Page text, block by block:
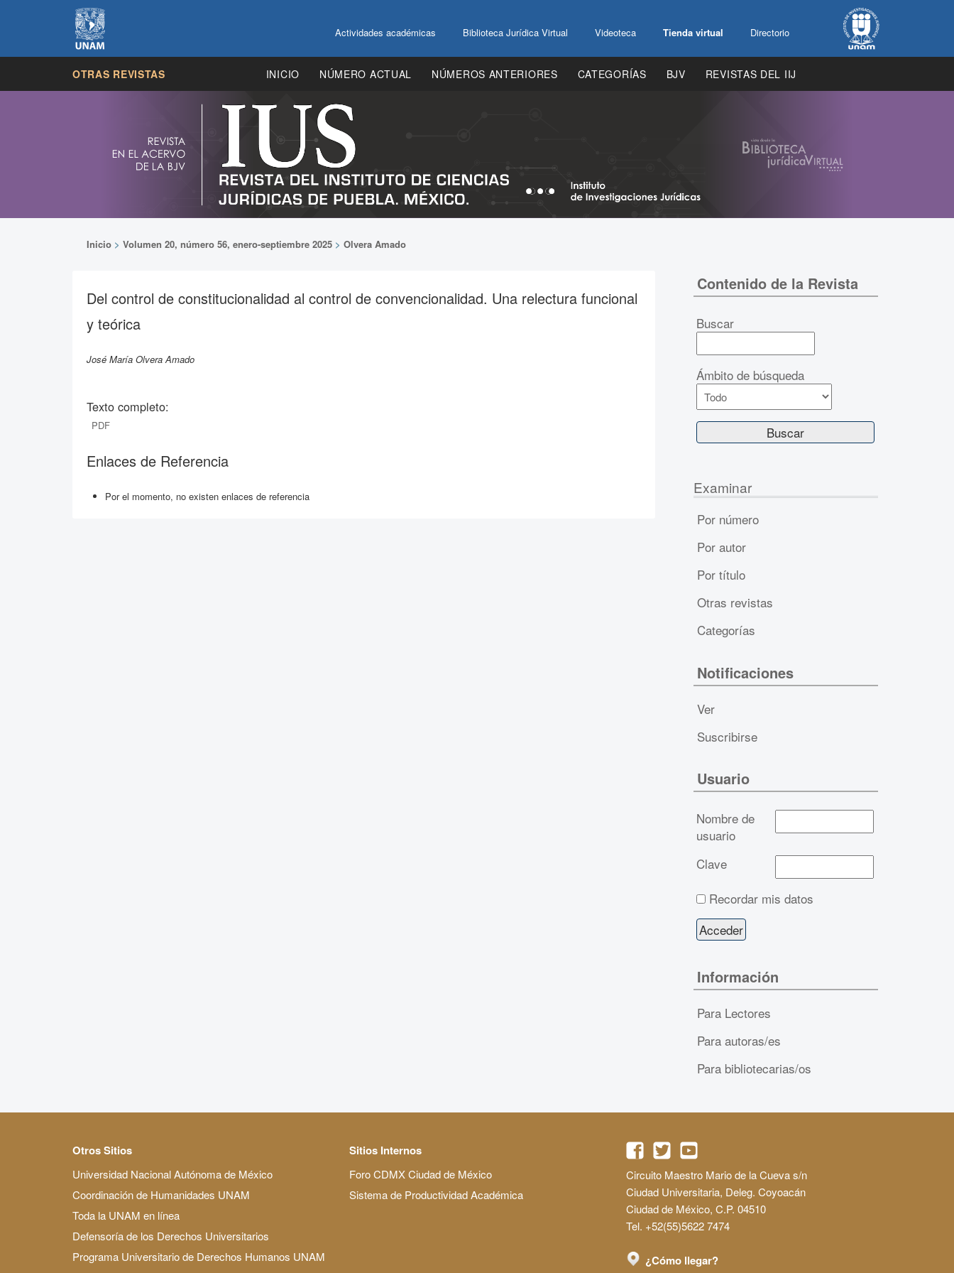
Actividades académicas Biblioteca Jurídica Virtual Videoteca Tienda virtual Directorio
OTRAS REVISTAS INICIO NÚMERO ACTUAL NÚMEROS ANTERIORES CATEGORÍAS BJV REVISTAS DEL IIJ
Inicio > Volumen 20, número 56, enero-septiembre 2025 > Olvera Amado
Del control de constitucionalidad al control de convencionalidad. Una relectura funcional
y teórica
José María Olvera Amado
Texto completo:
PDF
Enlaces de Referencia
Por el momento, no existen enlaces de referencia
Contenido de la Revista
Buscar
Ámbito de búsqueda
Examinar
Por número
Por autor
Por título
Otras revistas
Categorías
Notificaciones
Ver
Suscribirse
Usuario
Nombre de
usuario
Clave
Recordar mis datos
Información
Para Lectores
Para autoras/es
Para bibliotecarias/os
Otros Sitios
Universidad Nacional Autónoma de México
Coordinación de Humanidades UNAM
Toda la UNAM en línea
Defensoría de los Derechos Universitarios
Programa Universitario de Derechos Humanos UNAM
Sitios Internos
Foro CDMX Ciudad de México
Sistema de Productividad Académica
Circuito Maestro Mario de la Cueva s/n
Ciudad Universitaria, Deleg. Coyoacán
Ciudad de México, C.P. 04510
Tel. +52(55)5622 7474
¿Cómo llegar?